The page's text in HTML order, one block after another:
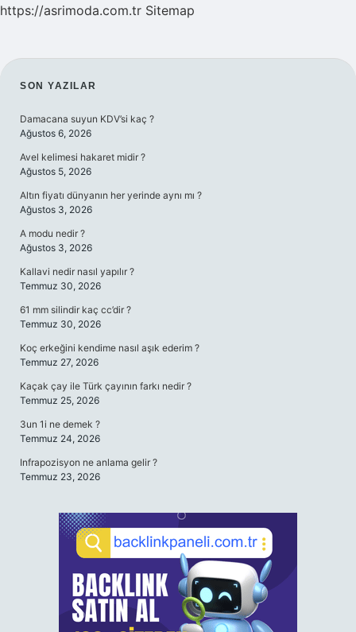
https://asrimoda.com.tr Sitemap
SIDEBAR
SON YAZILAR
Damacana suyun KDV’si kaç ?
Ağustos 6, 2026
Avel kelimesi hakaret midir ?
Ağustos 5, 2026
Altın fiyatı dünyanın her yerinde aynı mı ?
Ağustos 3, 2026
A modu nedir ?
Ağustos 3, 2026
Kallavi nedir nasıl yapılır ?
Temmuz 30, 2026
61 mm silindir kaç cc’dir ?
Temmuz 30, 2026
Koç erkeğini kendime nasıl aşık ederim ?
Temmuz 27, 2026
Kaçak çay ile Türk çayının farkı nedir ?
Temmuz 25, 2026
3un 1i ne demek ?
Temmuz 24, 2026
Infrapozisyon ne anlama gelir ?
Temmuz 23, 2026